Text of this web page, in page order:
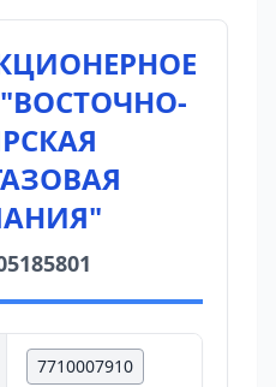
7710007910